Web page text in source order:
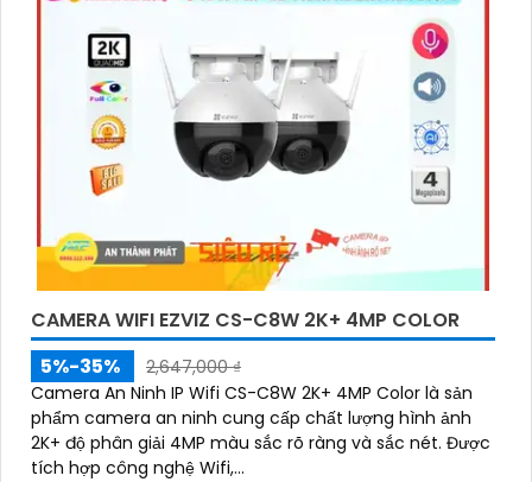
CAMERA WIFI EZVIZ CS-C8W 2K+ 4MP COLOR
5%-35%
2,647,000 ₫
Camera An Ninh IP Wifi CS-C8W 2K+ 4MP Color là sản
phẩm camera an ninh cung cấp chất lượng hình ảnh
2K+ độ phân giải 4MP màu sắc rõ ràng và sắc nét. Được
tích hợp công nghệ Wifi,...